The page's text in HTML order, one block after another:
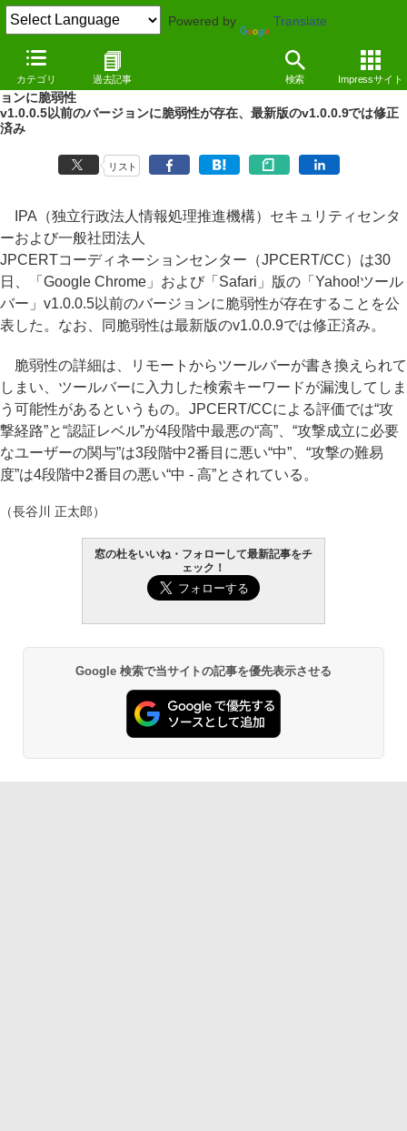
Powered by Translate
カテゴリ 過去記事 検索 Impressサイト
NEWS（12/07/30 15:01）
「Google Chrome」「Safari」版の「Yahoo!ツールバー」の旧バージ
ョンに脆弱性
v1.0.0.5以前のバージョンに脆弱性が存在、最新版のv1.0.0.9では修正
済み
リスト
IPA（独立行政法人情報処理推進機構）セキュリティセンタ
ーおよび一般社団法人
JPCERTコーディネーションセンター（JPCERT/CC）は30
日、「Google Chrome」および「Safari」版の「Yahoo!ツール
バー」v1.0.0.5以前のバージョンに脆弱性が存在することを公
表した。なお、同脆弱性は最新版のv1.0.0.9では修正済み。
脆弱性の詳細は、リモートからツールバーが書き換えられて
しまい、ツールバーに入力した検索キーワードが漏洩してしま
う可能性があるというもの。JPCERT/CCによる評価では“攻
撃経路”と“認証レベル”が4段階中最悪の“高”、“攻撃成立に必要
なユーザーの関与”は3段階中2番目に悪い“中”、“攻撃の難易
度”は4段階中2番目の悪い“中 - 高”とされている。
（長谷川 正太郎）
窓の杜をいいね・フォローして最新記事をチ
ェック！
Google 検索で当サイトの記事を優先表示させる